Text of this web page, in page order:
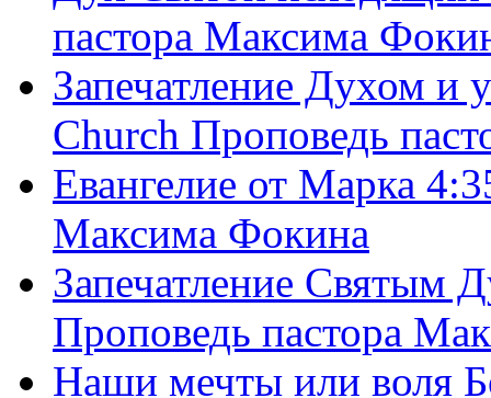
пастора Максима
Запечатление Духом и
Church Проповедь
Евангелие от Марка
Максима Фокина
Запечатление Святым
Проповедь пастора
Наши мечты или воля